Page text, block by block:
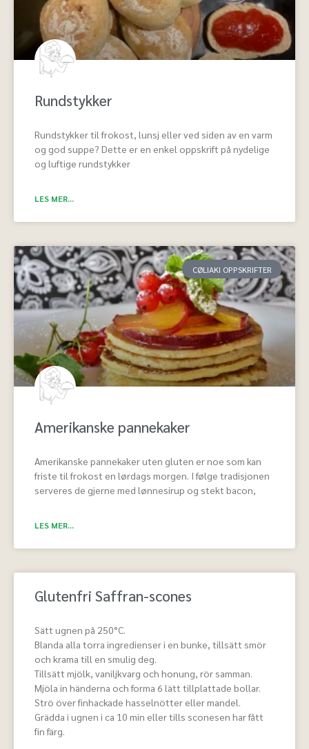
Rundstykker
Rundstykker til frokost, lunsj eller ved siden av en varm
og god suppe? Dette er en enkel oppskrift på nydelige
og luftige rundstykker
LES MER...
CØLIAKI OPPSKRIFTER
Amerikanske pannekaker
Amerikanske pannekaker uten gluten er noe som kan
friste til frokost en lørdags morgen. I følge tradisjonen
serveres de gjerne med lønnesirup og stekt bacon,
LES MER...
Glutenfri Saffran-scones
Sätt ugnen på 250°C.
Blanda alla torra ingredienser i en bunke, tillsätt smör
och krama till en smulig deg.
Tillsätt mjölk, vaniljkvarg och honung, rör samman.
Mjöla in händerna och forma 6 lätt tillplattade bollar.
Strö över finhackade hasselnötter eller mandel.
Grädda i ugnen i ca 10 min eller tills sconesen har fått
fin färg.